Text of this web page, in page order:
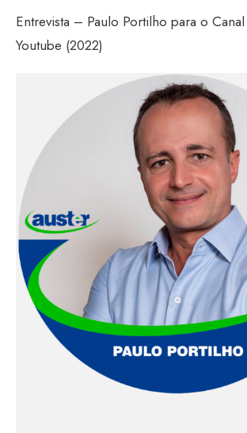
Entrevista – Paulo Portilho para o
Youtube (2022)